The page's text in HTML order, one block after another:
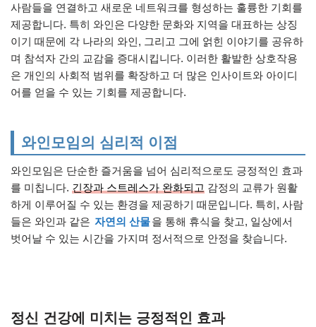
사람들을 연결하고 새로운 네트워크를 형성하는 훌륭한 기회를
제공합니다. 특히 와인은 다양한 문화와 지역을 대표하는 상징
이기 때문에 각 나라의 와인, 그리고 그에 얽힌 이야기를 공유하
며 참석자 간의 교감을 증대시킵니다. 이러한 활발한 상호작용
은 개인의 사회적 범위를 확장하고 더 많은 인사이트와 아이디
어를 얻을 수 있는 기회를 제공합니다.
와인모임의 심리적 이점
와인모임은 단순한 즐거움을 넘어 심리적으로도 긍정적인 효과
를 미칩니다. 긴장과 스트레스가 완화되고 감정의 교류가 원활
하게 이루어질 수 있는 환경을 제공하기 때문입니다. 특히, 사람
들은 와인과 같은 자연의 산물을 통해 휴식을 찾고, 일상에서
벗어날 수 있는 시간을 가지며 정서적으로 안정을 찾습니다.
정신 건강에 미치는 긍정적인 효과